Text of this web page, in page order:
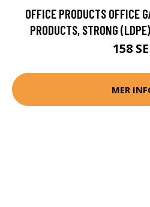
OFFICE PRODUCTS OFFICE
PRODUCTS, STRONG
158
MER